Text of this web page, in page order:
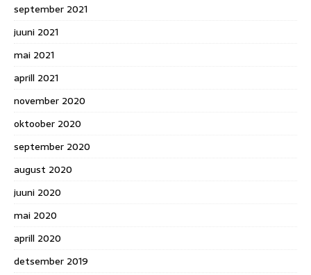
september 2021
juuni 2021
mai 2021
aprill 2021
november 2020
oktoober 2020
september 2020
august 2020
juuni 2020
mai 2020
aprill 2020
detsember 2019